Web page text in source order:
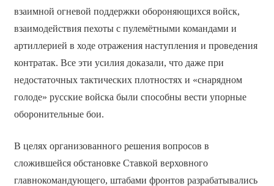
взаимной огневой поддержки обороняющихся войск,
взаимодействия пехоты с пулемётными командами и
артиллерией в ходе отражения наступления и проведения
контратак. Все эти усилия доказали, что даже при
недостаточных тактических плотностях и «снарядном
голоде» русские войска были способны вести упорные
оборонительные бои.
В целях организованного решения вопросов в
сложившейся обстановке Ставкой верховного
главнокомандующего, штабами фронтов разрабатывались